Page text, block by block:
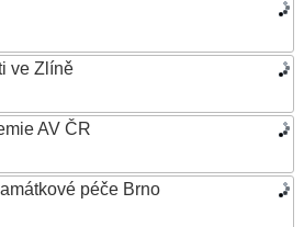
ve Zlíně
AV ČR
péče Brno